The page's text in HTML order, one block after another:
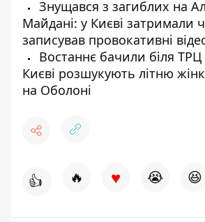
Знущався з загиблих на
Майдані: у Києві затримали
записував провокативні
Востаннє бачили біля
Києві розшукують літню
на Оболоні
👍 🔥 ♥ 😭 😆